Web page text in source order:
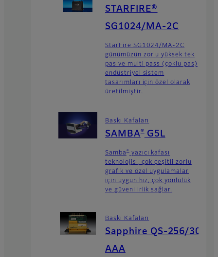
STARFIRE®
SG1024/MA-2C
StarFire SG1024/MA-2C
günümüzün zorlu yüksek tek
pas ve multi pass (çoklu pas)
endüstriyel sistem
tasarımları için özel olarak
üretilmiştir.
Baskı Kafaları
SAMBA®G5L
Samba® yazıcı kafası
teknolojisi, çok çeşitli zorlu
grafik ve özel uygulamalar
için uygun hız, çok yönlülük
ve güvenilirlik sağlar.
Baskı Kafaları
Sapphire QS-256/30
AAA